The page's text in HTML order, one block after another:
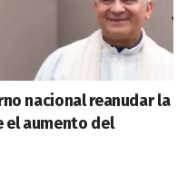
nacional reanudar la
el aumento del